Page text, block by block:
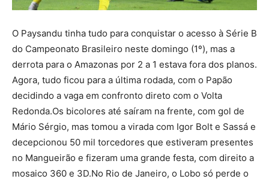
O Paysandu tinha tudo para conquistar o acesso à Série B
do Campeonato Brasileiro neste domingo (1º), mas a
derrota para o Amazonas por 2 a 1 estava fora dos planos.
Agora, tudo ficou para a última rodada, com o Papão
decidindo a vaga em confronto direto com o Volta
Redonda.Os bicolores até saíram na frente, com gol de
Mário Sérgio, mas tomou a virada com Igor Bolt e Sassá e
decepcionou 50 mil torcedores que estiveram presentes
no Mangueirão e fizeram uma grande festa, com direito a
mosaico 360 e 3D.No Rio de Janeiro, o Lobo só perde o